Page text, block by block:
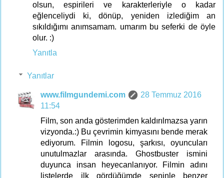
olsun, espirileri ve karakterleriyle o kadar
eğlenceliydi ki, dönüp, yeniden izlediğim an
sıkıldığımı anımsamam. umarım bu seferki de öyle
olur. :)
Yanıtla
Yanıtlar
www.filmgundemi.com
28 Temmuz 2016
11:54
Film, son anda gösterimden kaldırılmazsa yarın
vizyonda.:) Bu çevrimin kimyasını bende merak
ediyorum. Filmin logosu, şarkısı, oyuncuları
unutulmazlar arasında. Ghostbuster ismini
duyunca insan heyecanlanıyor. Filmin adını
listelerde ilk gördüğümde seninle benzer